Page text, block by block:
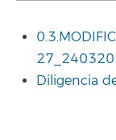
Diligencia